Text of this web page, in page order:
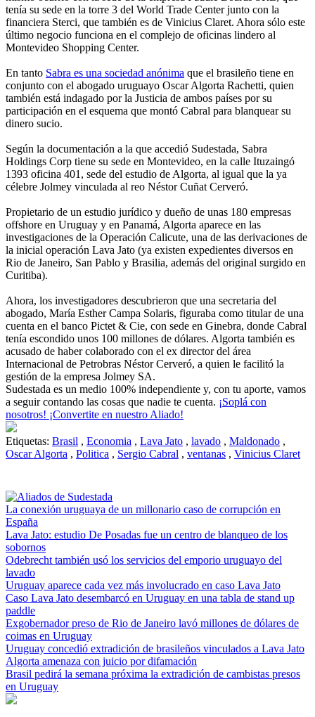
tenía su sede en la torre 3 del World Trade Center junto con la
financiera Sterci, que también es de Vinicius Claret. Ahora sólo este
último negocio funciona en el complejo de oficinas lindero al
Montevideo Shopping Center.
En tanto Sabra es una sociedad anónima que el brasileño tiene en
conjunto con el abogado uruguayo Oscar Algorta Rachetti, quien
también está indagado por la Justicia de ambos países por su
participación en el esquema que montó Cabral para blanquear su
dinero sucio.
Según la documentación a la que accedió Sudestada, Sabra
Holdings Corp tiene su sede en Montevideo, en la calle Ituzaingó
1393 oficina 401, sede del estudio de Algorta, al igual que la ya
célebre Jolmey vinculada al reo Néstor Cuñat Cerveró.
Propietario de un estudio jurídico y dueño de unas 180 empresas
offshore en Uruguay y en Panamá, Algorta aparece en las
investigaciones de la Operación Calicute, una de las derivaciones de
la inicial operación Lava Jato (ya existen expedientes diversos en
Rio de Janeiro, San Pablo y Brasilia, además del original surgido en
Curitiba).
Ahora, los investigadores descubrieron que una secretaria del
abogado, María Esther Campa Solaris, figuraba como titular de una
cuenta en el banco Pictet & Cie, con sede en Ginebra, donde Cabral
tenía escondido unos 100 millones de dólares. Algorta también es
acusado de haber colaborado con el ex director del área
Internacional de Petrobras Néstor Cerveró, a quien le facilitó la
gestión de la empresa Jolmey SA.
Sudestada es un medio 100% independiente y, con tu aporte, vamos
a seguir contando las cosas que nadie te cuenta. ¡Soplá con
nosotros! ¡Convertite en nuestro Aliado!
Etiquetas: Brasil , Economia , Lava Jato , lavado , Maldonado ,
Oscar Algorta , Politica , Sergio Cabral , ventanas , Vinicius Claret
La conexión uruguaya de un millonario caso de corrupción en
España
Lava Jato: estudio De Posadas fue un centro de blanqueo de los
sobornos
Odebrecht también usó los servicios del emporio uruguayo del
lavado
Uruguay aparece cada vez más involucrado en caso Lava Jato
Caso Lava Jato desembarcó en Uruguay en una tabla de stand up
paddle
Exgobernador preso de Rio de Janeiro lavó millones de dólares de
coimas en Uruguay
Uruguay concedió extradición de brasileños vinculados a Lava Jato
Algorta amenaza con juicio por difamación
Brasil pedirá la semana próxima la extradición de cambistas presos
en Uruguay